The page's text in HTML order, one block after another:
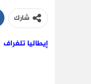
شارك
إيطاليا تلغراف